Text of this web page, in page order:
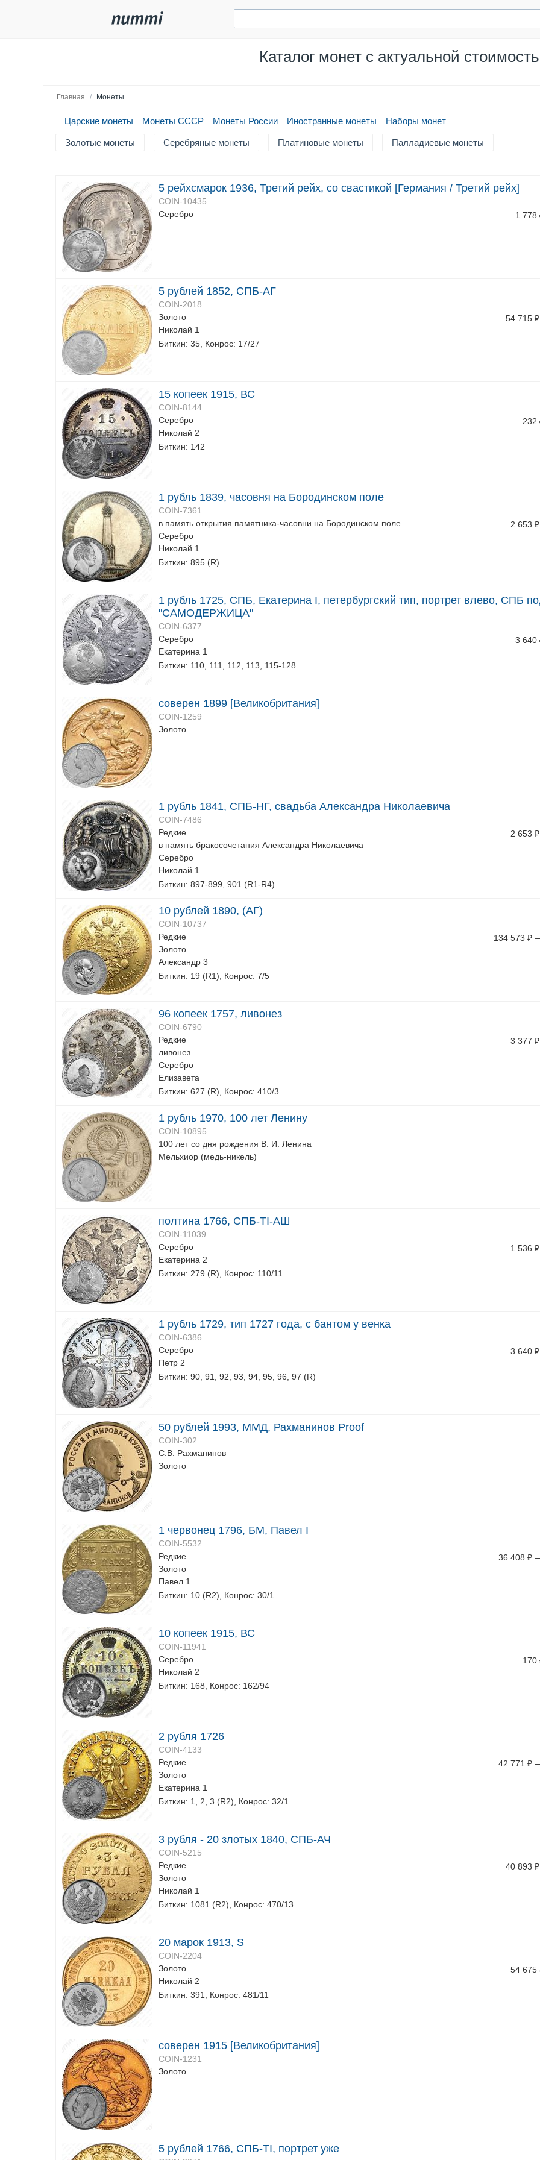
Каталог монет с актуальной
Главная / Монеты
Царские монеты Монеты СССР Монеты России Иностранные монеты Наборы монет
Золотые монеты Серебряные монеты Платиновые монеты Палладиевые монеты
5 рейхсмарок 1936, Третий рейх, со свастикой [Германия / Третий рейх]
COIN-10435
Серебро
1 778
5 рублей 1852, СПБ-АГ
COIN-2018
Золото
Николай 1
Биткин: 35, Конрос: 17/27
54 715 ₽
15 копеек 1915, ВС
COIN-8144
Серебро
Николай 2
Биткин: 142
232
1 рубль 1839, часовня на Бородинском поле
COIN-7361
в память открытия памятника-часовни на Бородинском поле
Серебро
Николай 1
Биткин: 895 (R)
2 653 ₽
1 рубль 1725, СПБ, Екатерина I, петербургский тип, портрет влево, СПБ
"САМОДЕРЖИЦА"
COIN-6377
Серебро
Екатерина 1
Биткин: 110, 111, 112, 113, 115-128
3 640
соверен 1899 [Великобритания]
COIN-1259
Золото
1 рубль 1841, СПБ-НГ, свадьба Александра Николаевича
COIN-7486
Редкие
в память бракосочетания Александра Николаевича
Серебро
Николай 1
Биткин: 897-899, 901 (R1-R4)
2 653 ₽
10 рублей 1890, (АГ)
COIN-10737
Редкие
Золото
Александр 3
Биткин: 19 (R1), Конрос: 7/5
134 573 ₽
96 копеек 1757, ливонез
COIN-6790
Редкие
ливонез
Серебро
Елизавета
Биткин: 627 (R), Конрос: 410/3
3 377 ₽
1 рубль 1970, 100 лет Ленину
COIN-10895
100 лет со дня рождения В. И. Ленина
Мельхиор (медь-никель)
полтина 1766, СПБ-TI-АШ
COIN-11039
Серебро
Екатерина 2
Биткин: 279 (R), Конрос: 110/11
1 536 ₽
1 рубль 1729, тип 1727 года, с бантом у венка
COIN-6386
Серебро
Петр 2
Биткин: 90, 91, 92, 93, 94, 95, 96, 97 (R)
3 640 ₽
50 рублей 1993, ММД, Рахманинов Proof
COIN-302
С.В. Рахманинов
Золото
1 червонец 1796, БМ, Павел I
COIN-5532
Редкие
Золото
Павел 1
Биткин: 10 (R2), Конрос: 30/1
36 408 ₽
10 копеек 1915, ВС
COIN-11941
Серебро
Николай 2
Биткин: 168, Конрос: 162/94
170
2 рубля 1726
COIN-4133
Редкие
Золото
Екатерина 1
Биткин: 1, 2, 3 (R2), Конрос: 32/1
42 771 ₽
3 рубля - 20 злотых 1840, СПБ-АЧ
COIN-5215
Редкие
Золото
Николай 1
Биткин: 1081 (R2), Конрос: 470/13
40 893 ₽
20 марок 1913, S
COIN-2204
Золото
Николай 2
Биткин: 391, Конрос: 481/11
54 675
соверен 1915 [Великобритания]
COIN-1231
Золото
5 рублей 1766, СПБ-TI, портрет уже